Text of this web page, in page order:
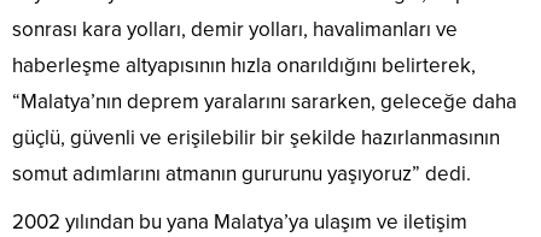
sonrası kara yolları, demir yolları, havalimanları ve
haberleşme altyapısının hızla onarıldığını belirterek,
“Malatya’nın deprem yaralarını sararken, geleceğe daha
güçlü, güvenli ve erişilebilir bir şekilde hazırlanmasının
somut adımlarını atmanın gururunu yaşıyoruz” dedi.
2002 yılından bu yana Malatya’ya ulaşım ve iletişim